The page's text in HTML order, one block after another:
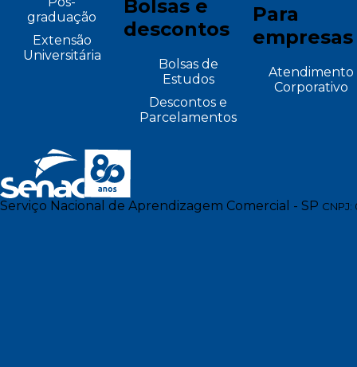
graduação
Extensão
Universitária
Bolsas e
descontos
Bolsas de
Estudos
Descontos e
Parcelamentos
Para
empresas
Atendimento
Corporativo
Serviço Nacional de Aprendizagem Comercial - SP